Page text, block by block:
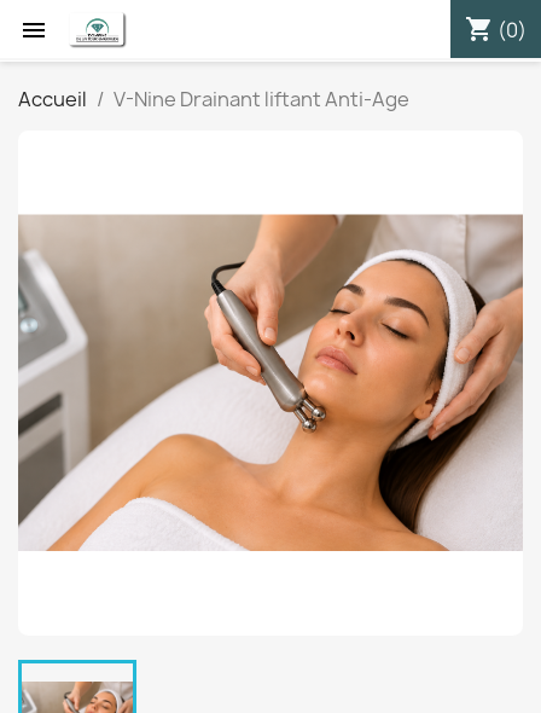
 shopping_cart (0)
Accueil V-Nine Drainant liftant Anti-Age